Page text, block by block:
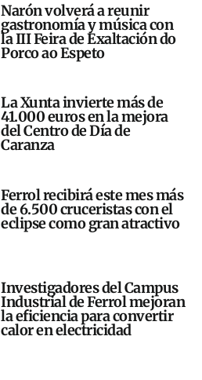
Narón volverá a reunir
gastronomía y música con
la III Feira de Exaltación do
Porco ao Espeto
La Xunta invierte más de
41.000 euros en la mejora
del Centro de Día de
Caranza
Ferrol recibirá este mes más
de 6.500 cruceristas con el
eclipse como gran atractivo
Investigadores del Campus
Industrial de Ferrol mejoran
la eficiencia para convertir
calor en electricidad